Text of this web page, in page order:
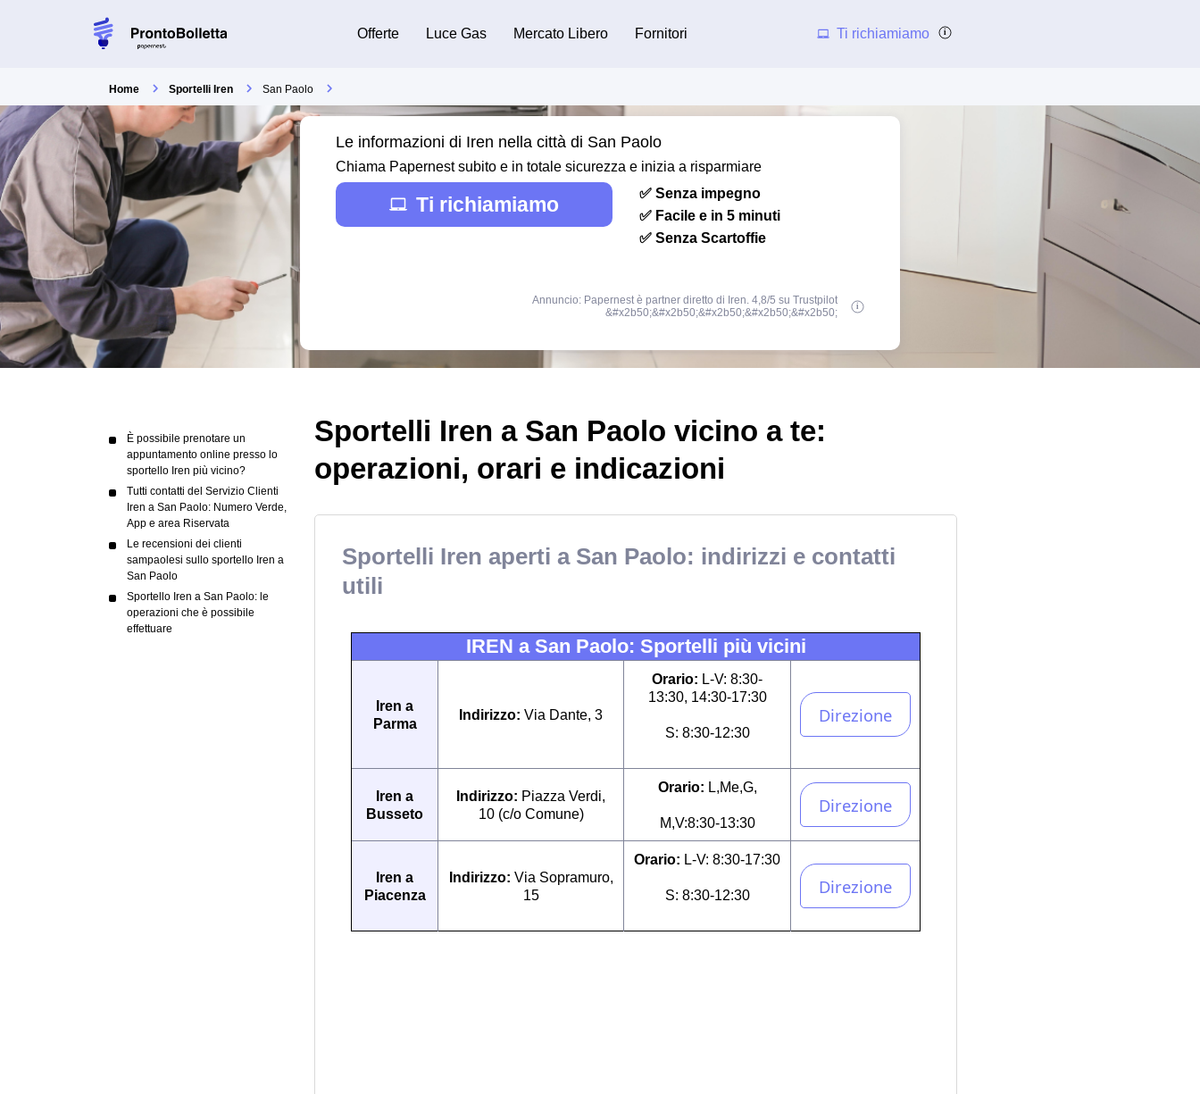
Offerte Luce Gas Mercato Libero Fornitori Ti richiamiamo
Home Sportelli Iren San Paolo
Le informazioni di Iren nella città di San Paolo
Chiama Papernest subito e in totale sicurezza e inizia a risparmiare
Ti richiamiamo
✅ Senza impegno
✅ Facile e in 5 minuti
✅ Senza Scartoffie
Annuncio: Papernest è partner diretto di Iren. 4,8/5 su Trustpilot
&#x2b50;&#x2b50;&#x2b50;&#x2b50;&#x2b50;
È possibile prenotare un
appuntamento online presso lo
sportello Iren più vicino?
Tutti contatti del Servizio Clienti
Iren a San Paolo: Numero Verde,
App e area Riservata
Le recensioni dei clienti
sampaolesi sullo sportello Iren a
San Paolo
Sportello Iren a San Paolo: le
operazioni che è possibile
effettuare
Sportelli Iren a San Paolo vicino a te:
operazioni, orari e indicazioni
Sportelli Iren aperti a San Paolo: indirizzi e contatti
utili
IREN a San Paolo: Sportelli più vicini
Iren a
Parma
Indirizzo: Via Dante, 3
Orario: L-V: 8:30-
13:30, 14:30-17:30
S: 8:30-12:30
Iren a
Busseto
Indirizzo: Piazza Verdi,
10 (c/o Comune)
Orario: L,Me,G,
M,V:8:30-13:30
Iren a
Piacenza
Indirizzo: Via Sopramuro,
15
Orario: L-V: 8:30-17:30
S: 8:30-12:30